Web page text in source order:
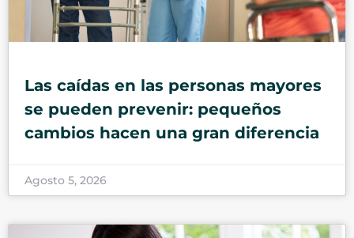
Las caídas en las personas mayores
se pueden prevenir: pequeños
cambios hacen una gran diferencia
Agosto 5, 2026